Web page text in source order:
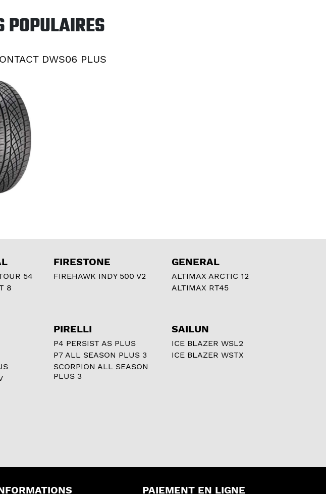
POPULAIRES
DWS06 PLUS
54
8
FIRESTONE
FIREHAWK INDY 500 V2
GENERAL
ALTIMAX ARCTIC 12
ALTIMAX RT45
PIRELLI
P4 PERSIST AS PLUS
P7 ALL SEASON PLUS 3
SCORPION ALL SEASON
PLUS 3
SAILUN
ICE BLAZER WSL2
ICE BLAZER WSTX
PAIEMENT EN LIGNE